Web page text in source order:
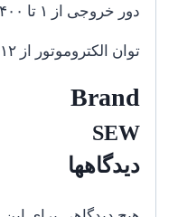
دور خروجی از ۱ تا ۴۰۰ دور در دقیقه
توان الکتروموتور از ۰٫۱۲ کیلووات تا ۲٫۲ کیلووات
Brand
SEW
دیدگاهها